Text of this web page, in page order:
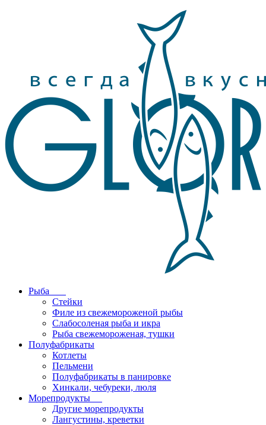
Рыба
Стейки
Филе из свежемороженой рыбы
Слабосоленая рыба и икра
Рыба свежемороженая, тушки
Полуфабрикаты
Котлеты
Пельмени
Полуфабрикаты в панировке
Хинкали, чебуреки, люля
Морепродукты
Другие морепродукты
Лангустины, креветки